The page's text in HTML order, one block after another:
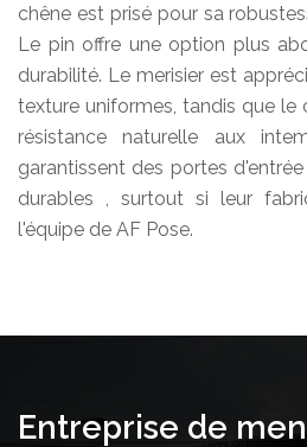
chêne est prisé pour sa
Le pin offre une option plus
durabilité. Le merisier est
texture uniformes, tandis que le
résistance naturelle aux
garantissent des portes
durables , surtout si leur
l'équipe de AF Pose.
Entreprise de